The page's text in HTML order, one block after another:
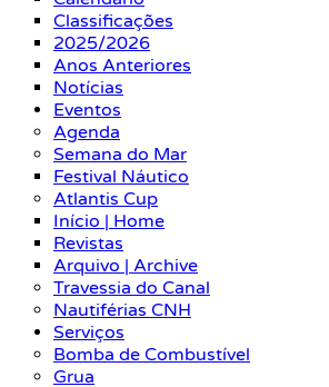
Classificações
2025/2026
Anos Anteriores
Notícias
Eventos
Agenda
Semana do Mar
Festival Náutico
Atlantis Cup
Início | Home
Revistas
Arquivo | Archive
Travessia do Canal
Nautiférias CNH
Serviços
Bomba de Combustível
Grua